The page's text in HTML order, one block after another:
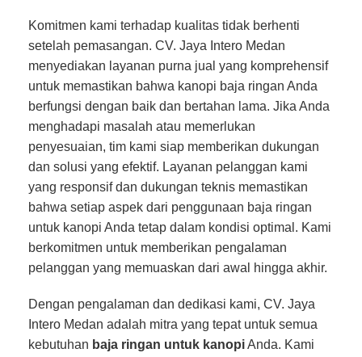
Komitmen kami terhadap kualitas tidak berhenti
setelah pemasangan. CV. Jaya Intero Medan
menyediakan layanan purna jual yang komprehensif
untuk memastikan bahwa kanopi baja ringan Anda
berfungsi dengan baik dan bertahan lama. Jika Anda
menghadapi masalah atau memerlukan
penyesuaian, tim kami siap memberikan dukungan
dan solusi yang efektif. Layanan pelanggan kami
yang responsif dan dukungan teknis memastikan
bahwa setiap aspek dari penggunaan baja ringan
untuk kanopi Anda tetap dalam kondisi optimal. Kami
berkomitmen untuk memberikan pengalaman
pelanggan yang memuaskan dari awal hingga akhir.
Dengan pengalaman dan dedikasi kami, CV. Jaya
Intero Medan adalah mitra yang tepat untuk semua
kebutuhan baja ringan untuk kanopiAnda. Kami